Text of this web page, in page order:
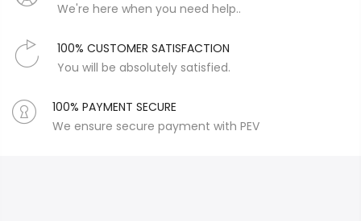
We're here when you need help..
100% CUSTOMER SATISFACTION
You will be absolutely satisfied.
100% PAYMENT SECURE
We ensure secure payment with PEV